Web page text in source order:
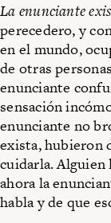
La enunciante
perecedero, y
en el mundo,
de otras
enunciante
sensación
enunciante no
exista, hubieron
cuidarla. Alguien
ahora la
habla y de que